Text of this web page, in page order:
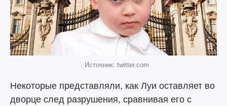
. Источник: twitter.com
Некоторые представляли, как Луи оставляет во
дворце след разрушения, сравнивая его с